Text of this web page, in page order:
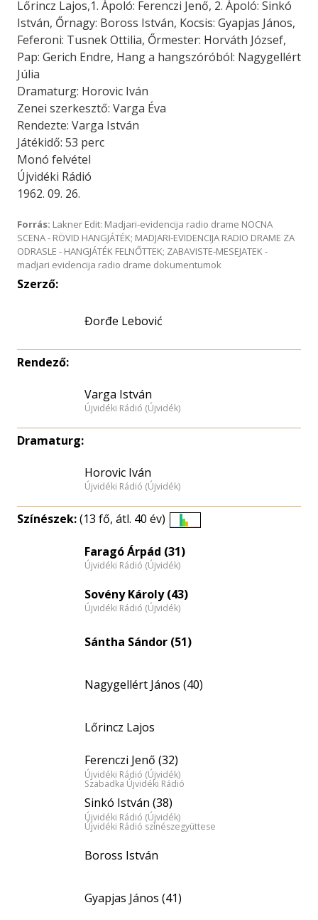
Lőrincz Lajos,1. Ápoló: Ferenczi Jenő, 2. Ápoló: Sinkó
István, Őrnagy: Boross István, Kocsis: Gyapjas János,
Feferoni: Tusnek Ottilia, Őrmester: Horváth József,
Pap: Gerich Endre, Hang a hangszóróból: Nagygellért
Júlia
Dramaturg: Horovic Iván
Zenei szerkesztő: Varga Éva
Rendezte: Varga István
Játékidő: 53 perc
Monó felvétel
Újvidéki Rádió
1962. 09. 26.
Forrás: Lakner Edit: Madjari-evidencija radio drame NOCNA
SCENA - RÖVID HANGJÁTÉK; MADJARI-EVIDENCIJA RADIO DRAME ZA
ODRASLE - HANGJÁTÉK FELNŐTTEK; ZABAVISTE-MESEJATEK -
madjari evidencija radio drame dokumentumok
Szerző:
Đorđe Lebović
Rendező:
Varga István
Újvidéki Rádió (Újvidék)
Dramaturg:
Horovic Iván
Újvidéki Rádió (Újvidék)
Színészek:(13 fő, átl. 40 év)
eloszlás
Faragó Árpád (31)
Újvidéki Rádió (Újvidék)
Sovény Károly (43)
Újvidéki Rádió (Újvidék)
Sántha Sándor (51)
Nagygellért János (40)
Lőrincz Lajos
Ferenczi Jenő (32)
Újvidéki Rádió (Újvidék)
Szabadka Újvidéki Rádió
Sinkó István (38)
Újvidéki Rádió (Újvidék)
Újvidéki Rádió színészegyüttese
Boross István
Gyapjas János (41)